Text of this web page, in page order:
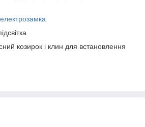
електрозамка
козирок і клин для встановлення